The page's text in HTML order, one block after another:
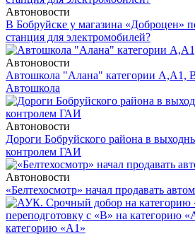
Автоновости
В Бобруйске у магазина «Доброцен»
станция для электромобилей?
Автоновости
Автошкола "Алана" категории А,А1,
Автошкола
Автоновости
Дороги Бобруйского района в
контролем ГАИ
Автоновости
«Белтехосмотр» начал продавать